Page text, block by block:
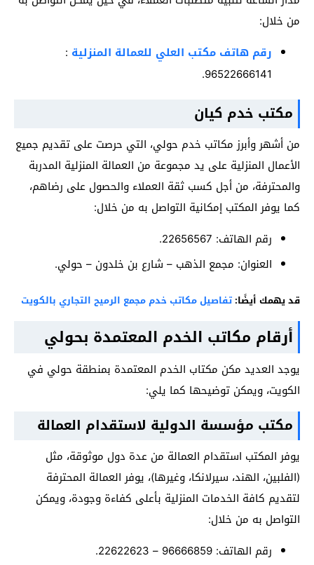
من خلال:
رقم هاتف مكتب العلي للعمالة المنزلية :
96522666141.
مكتب خدم كيان
من أشهر وأبرز مكاتب خدم حولي، التي حرصت على تقديم جميع
الأعمال المنزلية على يد مجموعة من العمالة المنزلية المدربة
والمحترفة، من أجل كسب ثقة العملاء والحصول على رضاهم،
كما يوفر المكتب إمكانية التواصل به من خلال:
رقم الهاتف: 22656567.
العنوان: مجمع الذهب – شارع بن خلدون – حولي.
قد يهمك أيضًا: تفاصيل مكاتب خدم مجمع الرميح التجاري بالكويت
أرقام مكاتب الخدم المعتمدة بحولي
يوجد العديد مكن مكتاب الخدم المعتمدة بمنطقة حولي في
الكويت، ويمكن توضيحها كما يلي:
مكتب مؤسسة الدولية لاستقدام العمالة
يوفر المكتب استقدام العمالة من عدة دول موثوقة، مثل
(الفلبين، الهند، سيرلانكا، وغيرها)، يوفر العمالة المحترفة
لتقديم كافة الخدمات المنزلية بأعلى كفاءة وجودة، ويمكن
التواصل به من خلال:
رقم الهاتف: 96666859 – 22622623.